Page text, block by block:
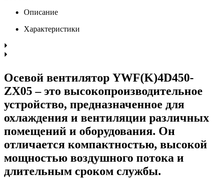
Описание
Характеристики
Осевой вентилятор YWF(K)4D450-
ZX05 – это высокопроизводительное
устройство, предназначенное для
охлаждения и вентиляции различных
помещений и оборудования. Он
отличается компактностью, высокой
мощностью воздушного потока и
длительным сроком службы.